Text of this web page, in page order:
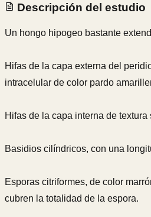
Descripción del estudio
Un hongo hipogeo bastante
Hifas de la capa externa del
intracelular de color pardo
Hifas de la capa interna de
Basidios cilíndricos, con una
Esporas citriformes, de color
cubren la totalidad de la espora.